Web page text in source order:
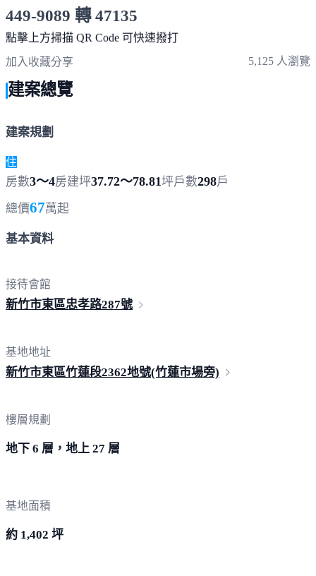
449-9089 轉 47135
服務時間 10:00～19:00
點擊上方掃描 QR Code 可快速撥打
加入收藏分享 5,125 人瀏覽
建案總覽
建案規劃
住
房數3～4房建坪37.72～78.81坪戶數298戶
總價67萬起
基本資料
接待會館
新竹市東區忠孝路287號
基地地址
新竹市東區竹蓮段2362地號(竹蓮市場旁)
樓層規劃
地下 6 層，地上 27 層
基地面積
約 1,402 坪